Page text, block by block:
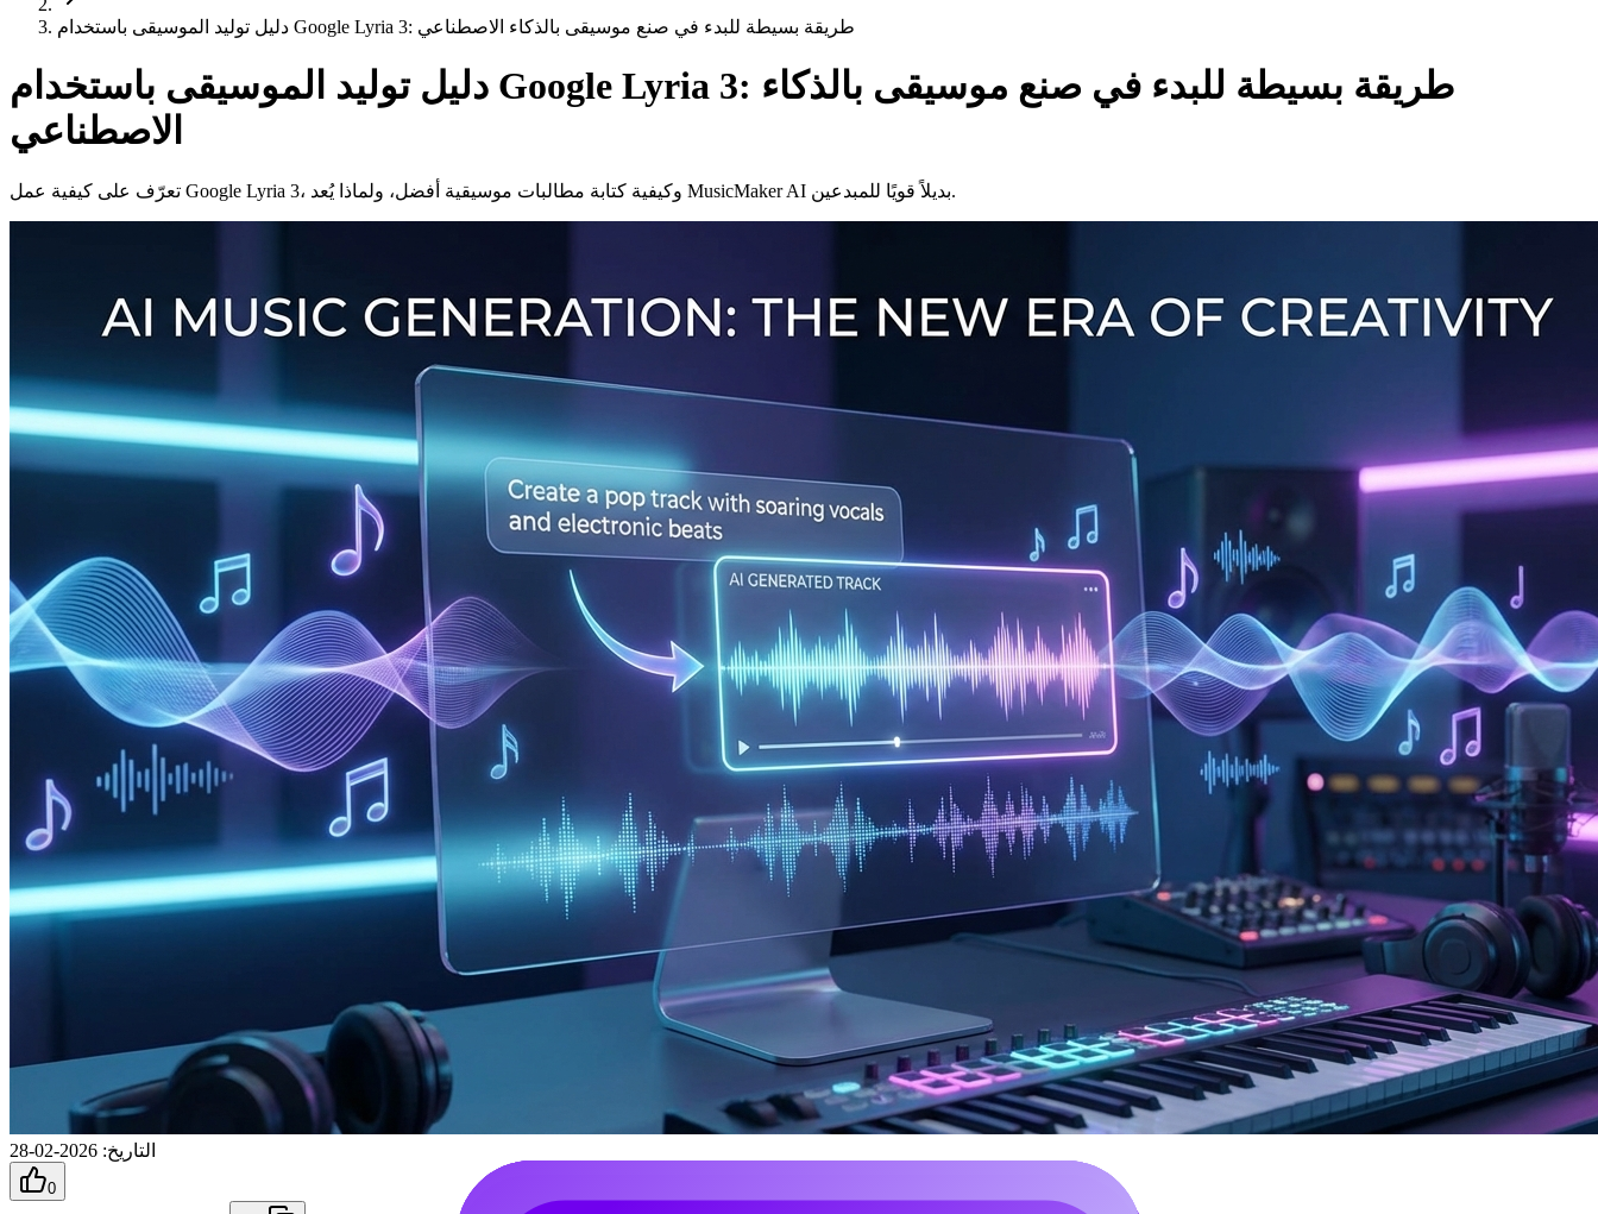
دليل توليد الموسيقى باستخدام Google Lyria 3: طريقة بسيطة للبدء في صنع موسيقى بالذكاء الاصطناعي
دليل توليد الموسيقى باستخدام Google Lyria 3: طريقة بسيطة للبدء في صنع موسيقى بالذكاء
الاصطناعي
تعرّف على كيفية عمل Google Lyria 3، وكيفية كتابة مطالبات موسيقية أفضل، ولماذا يُعد MusicMaker AI بديلاً قويًا للمبدعين.
التاريخ:
2026-02-28
0